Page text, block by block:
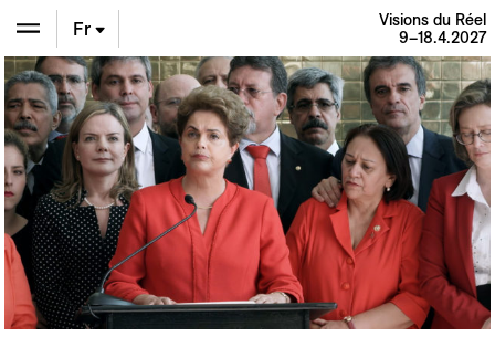
En
De
Fr
Visions du Réel
9–18.4.2027